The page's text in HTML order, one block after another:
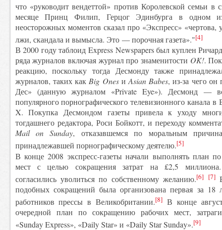
что «руководит вендеттой» против Королевской семьи в
месяце Принц Филип, Герцог Эдинбурга в одном
неосторожных моментов сказал про «Экспресс» «чертова,
лжи, скандала и вымысла. Это — порочная газета»."[4]
В 2000 году таблоид Express Newspapers был куплен
ряда журналов включая журнал про знаменитости OK!.
реакцию, поскольку тогда Десмонду также
журналов, таких какBig OnesиAsian Babes, из-за чего
Дес» (данную журналом «Private Eye»). Десмонд —
популярного порнографического телевизионного канала
X. Покупка Десмондом газеты привела к уходу
тогдашнего редактора, Роси Бойкотт, и переходу
Mail on Sunday, отказавшемся по моральным
принадлежавшей порнографическому деятелю.[5]
В конце 2008 экспресс-газеты начали выполнять план
мест с целью сокращения затрат на £2,5 миллиона.
согласились уволиться по собственному желанию.[6] [7]В
подобных сокращений была организована первая за 18
работников прессы в Великобритании.[8] В конце
очередной план по сокращению рабочих мест,
«Sunday Express», «Daily Star» и «Daily Star Sunday».[9]